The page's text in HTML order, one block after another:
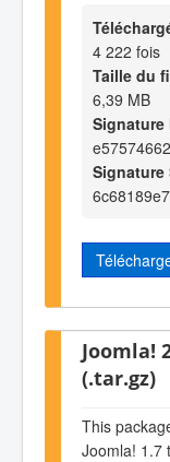
4 222 fois
Taille du
6,39 MB
Signature
Signature
Joomla!
(.tar.gz)
This
Joomla! 1.7